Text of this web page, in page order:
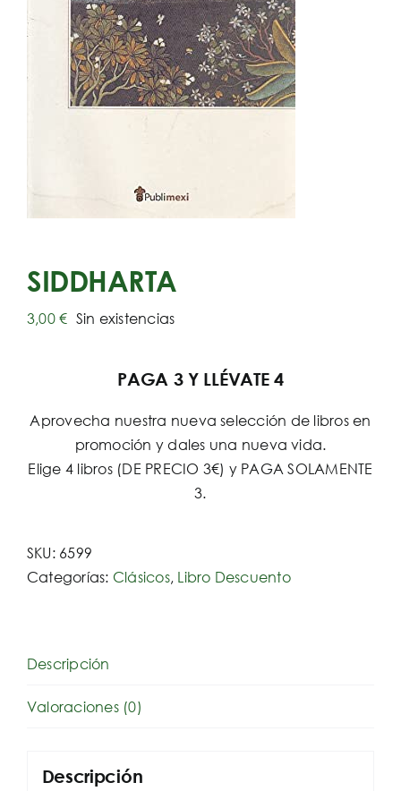
SIDDHARTA
3,00€ Sin existencias
PAGA 3 Y LLÉVATE 4
Aprovecha nuestra nueva selección de libros en
promoción y dales una nueva vida.
Elige 4 libros (DE PRECIO 3€) y PAGA SOLAMENTE
3.
SKU: 6599
Categorías: Clásicos, Libro Descuento
Descripción
Valoraciones (0)
Descripción